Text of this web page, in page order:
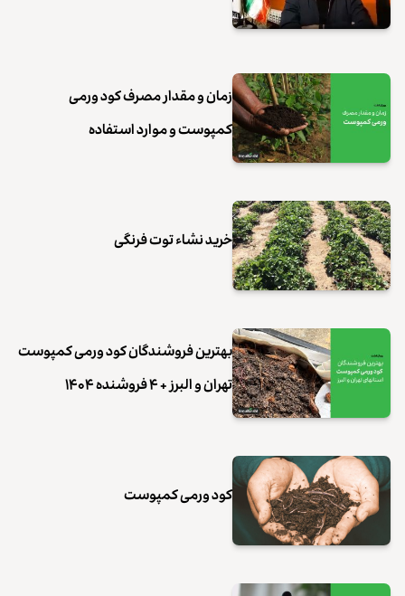
زمان و مقدار مصرف کود ورمی
کمپوست و موارد استفاده
خرید نشاء توت فرنگی
بهترین فروشندگان کود ورمی کمپوست
تهران و البرز + ۴ فروشنده ۱۴۰۴
کود ورمی کمپوست